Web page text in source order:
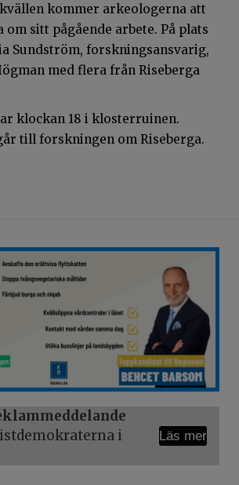
kommer arkeologerna att
om sitt pågående arbete. På plats
Sundström, forskningsansvarig,
med flera från Riseberga
klockan 18 i klosterruinen.
till forskningen om Riseberga.
i
Läs mer